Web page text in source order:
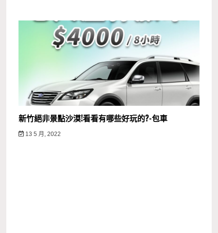
新竹絕非景點沙漠!看看有哪些好玩的?-包車
13 5 月, 2022